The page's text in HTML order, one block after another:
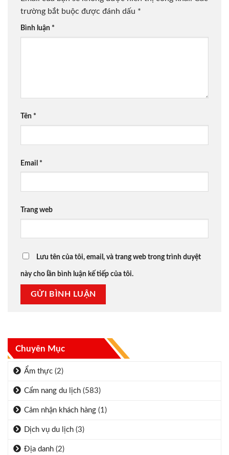
Chuyên Mục
Ẩm thực (2)
Cẩm nang du lịch (583)
Cảm nhận khách hàng (1)
Dịch vụ du lịch (3)
Địa danh (2)
trường bắt buộc được đánh dấu *
Bình luận *
Tên *
Email *
Trang web
Lưu tên của tôi, email, và trang web trong trình duyệt
này cho lần bình luận kế tiếp của tôi.